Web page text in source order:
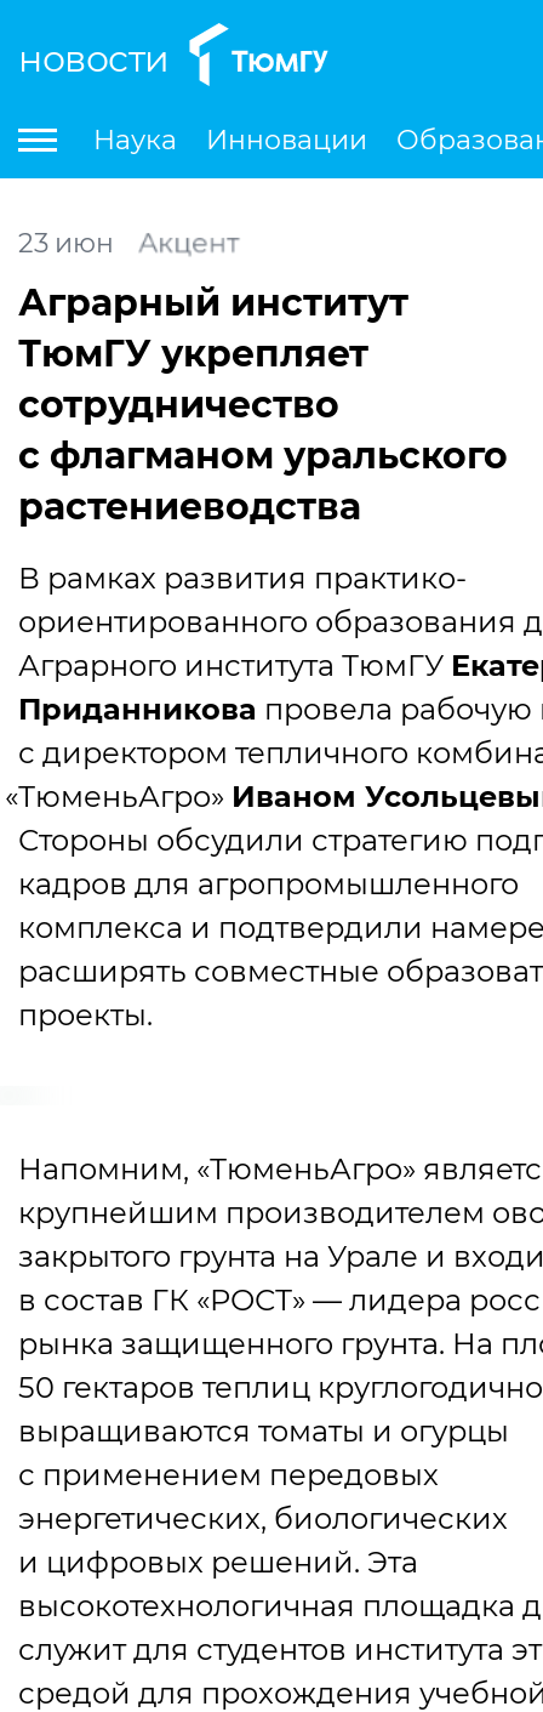
новости
Наука Инновации
Международная деятельность
Аграрный институт
ТюмГУ укрепляет
сотрудничество
с флагманом уральского
растениеводства
В рамках развития практико-
ориентированного образования
Аграрного института ТюмГУ
Приданникова провела рабочую
с директором тепличного
«ТюменьАгро» Иваном
Стороны обсудили стратегию
кадров для агропромышленного
комплекса и подтвердили
расширять совместные
проекты.
июн
23 Акцент
Напомним, «ТюменьАгро»
крупнейшим производителем
закрытого грунта на Урале и
в состав ГК «РОСТ» — лидера
рынка защищенного грунта. На
50 гектаров теплиц круглогодично
выращиваются томаты и огурцы
с применением передовых
энергетических, биологических
и цифровых решений. Эта
высокотехнологичная площадка
служит для студентов института
средой для прохождения